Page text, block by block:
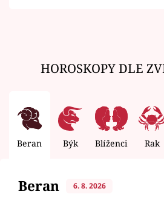
HOROSKOPY DLE
Beran Býk Blíženci Rak
Beran 6. 8. 2026